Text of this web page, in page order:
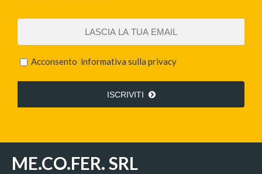
Acconsento informativa sulla privacy
ISCRIVITI
ME.CO.FER. SRL